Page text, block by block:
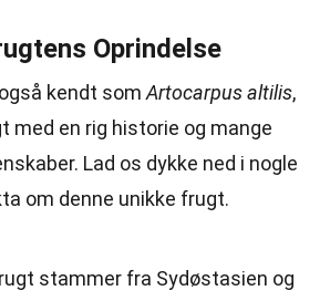
Oprindelse
kendt som Artocarpus altilis,
med en rig historie og mange
Lad os dykke ned i nogle
om denne unikke frugt.
stammer fra Sydøstasien og